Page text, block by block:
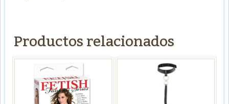
Productos relacionados